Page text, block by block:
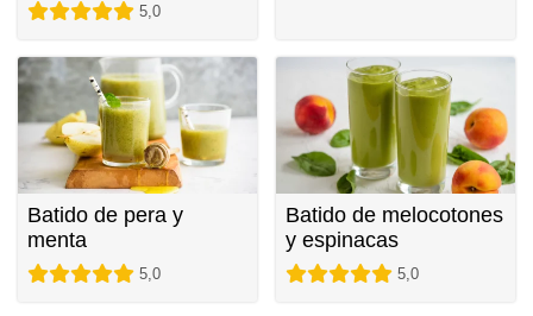
5,0
Batido de pera y
menta
5,0
Batido de melocotones
y espinacas
5,0